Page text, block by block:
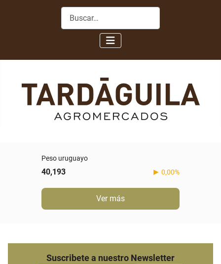
Buscar
Real
5,088 -0,60%
Ver más
Suscribete a nuestro Newsletter